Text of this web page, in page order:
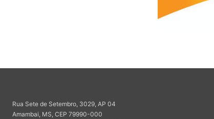
Rua Sete de Setembro, 3029, AP 04
Amambai, MS, CEP 79990-000